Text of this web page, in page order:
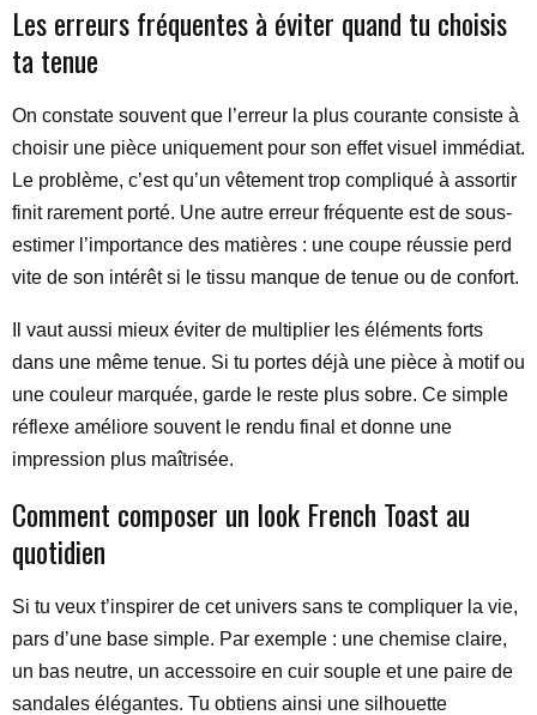
Les erreurs fréquentes à éviter quand tu choisis
ta tenue
On constate souvent que l’erreur la plus courante consiste à
choisir une pièce uniquement pour son effet visuel immédiat.
Le problème, c’est qu’un vêtement trop compliqué à assortir
finit rarement porté. Une autre erreur fréquente est de sous-
estimer l’importance des matières : une coupe réussie perd
vite de son intérêt si le tissu manque de tenue ou de confort.
Il vaut aussi mieux éviter de multiplier les éléments forts
dans une même tenue. Si tu portes déjà une pièce à motif ou
une couleur marquée, garde le reste plus sobre. Ce simple
réflexe améliore souvent le rendu final et donne une
impression plus maîtrisée.
Comment composer un look French Toast au
quotidien
Si tu veux t’inspirer de cet univers sans te compliquer la vie,
pars d’une base simple. Par exemple : une chemise claire,
un bas neutre, un accessoire en cuir souple et une paire de
sandales élégantes. Tu obtiens ainsi une silhouette